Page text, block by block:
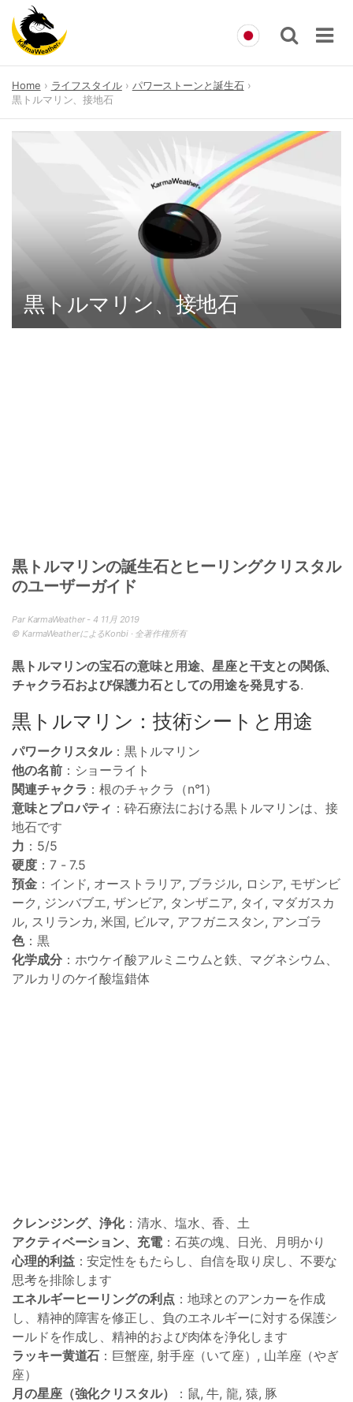
content
Home ライフスタイル
パワーストーンと誕生石
黒トルマリン、接地石
黒トルマリン、接地石
黒トルマリンの誕生石とヒーリングクリスタル
のユーザーガイド
Par KarmaWeather - 4 11月 2019
© KarmaWeatherによるKonbi · 全著作権所有
黒トルマリンの宝石の意味と用途、星座と干支との関係、
チャクラ石および保護力石としての用途を発見する.
黒トルマリン：技術シートと用途
パワークリスタル：黒トルマリン
他の名前：ショーライト
関連チャクラ ：根のチャクラ（n°1）
意味とプロパティ ：砕石療法における黒トルマリンは、接
地石です
力 ：5/5
硬度：7 - 7.5
預金：インド, オーストラリア, ブラジル, ロシア, モザンビ
ーク, ジンバブエ, ザンビア, タンザニア, タイ, マダガスカ
ル, スリランカ, 米国, ビルマ, アフガニスタン, アンゴラ
色：黒
化学成分：ホウケイ酸アルミニウムと鉄、マグネシウム、
アルカリのケイ酸塩錯体
クレンジング、浄化：清水、塩水、香、土
アクティベーション、充電：石英の塊、日光、月明かり
心理的利益：安定性をもたらし、自信を取り戻し、不要な
思考を排除します
エネルギーヒーリングの利点 ：地球とのアンカーを作成
し、精神的障害を修正し、負のエネルギーに対する保護シ
ールドを作成し、精神的および肉体を浄化します
ラッキー黄道石 ：巨蟹座, 射手座（いて座）, 山羊座（やぎ
座）
月の星座（強化クリスタル）
：鼠, 牛, 龍, 猿, 豚